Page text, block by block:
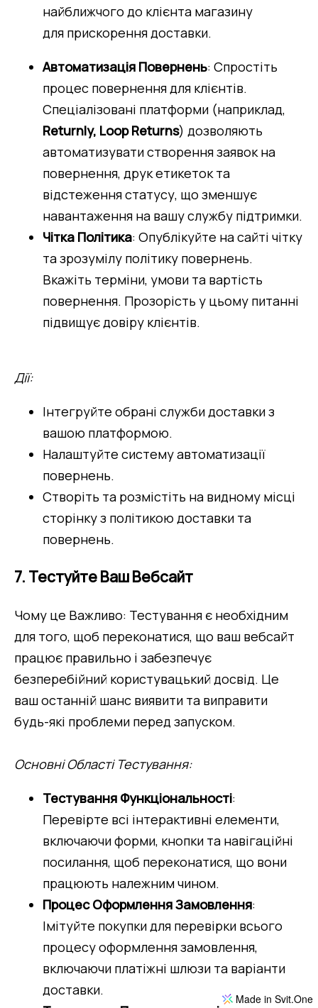
найближчого до клієнта магазину
для прискорення доставки.
Автоматизація Повернень: Спростіть
процес повернення для клієнтів.
Returnly, Loop Returns) дозволяють
автоматизувати створення заявок на
повернення, друк етикеток та
відстеження статусу, що зменшує
навантаження на вашу службу підтримки.
Чітка Політика: Опублікуйте на сайті чітку
та зрозумілу політику повернень.
Вкажіть терміни, умови та вартість
повернення. Прозорість у цьому питанні
підвищує довіру клієнтів.
Дії:
Інтегруйте обрані служби доставки з
вашою платформою.
Налаштуйте систему автоматизації
повернень.
Створіть та розмістіть на видному місці
сторінку з політикою доставки та
повернень.
7. Тестуйте Ваш Вебсайт
Чому це Важливо: Тестування є необхідним
для того, щоб переконатися, що ваш вебсайт
працює правильно і забезпечує
безперебійний користувацький досвід. Це
ваш останній шанс виявити та виправити
будь-які проблеми перед запуском.
Основні Області Тестування:
Тестування Функціональності:
Перевірте всі інтерактивні елементи,
включаючи форми, кнопки та навігаційні
посилання, щоб переконатися, що вони
працюють належним чином.
Процес Оформлення Замовлення:
Імітуйте покупки для перевірки всього
процесу оформлення замовлення,
включаючи платіжні шлюзи та варіанти
доставки.
Made in Svit.One